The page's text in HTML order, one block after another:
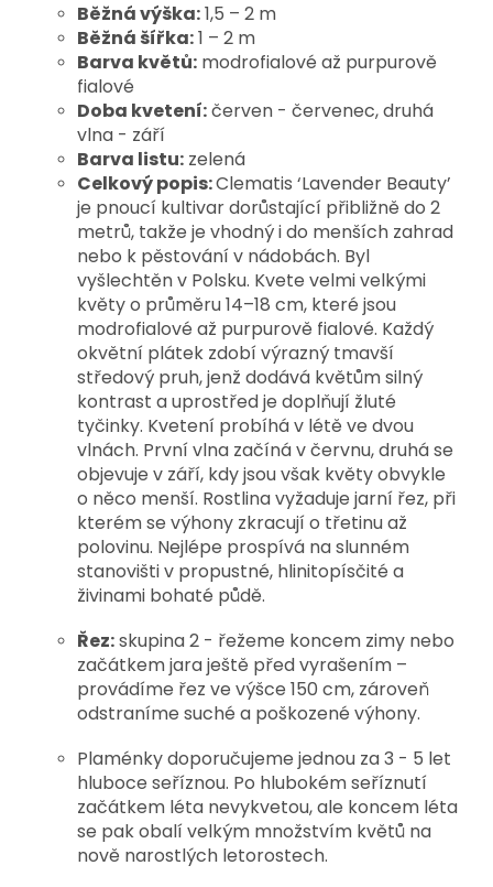
Běžná výška:1,5 – 2 m
Běžná šířka:1 – 2 m
Barva květů: modrofialové až purpurově
fialové
Doba kvetení:červen - červenec, druhá
vlna - září
Barva listu: zelená
Celkový popis:Clematis ‘Lavender Beauty’
je pnoucí kultivar dorůstající přibližně do 2
metrů, takže je vhodný i do menších zahrad
nebo k pěstování v nádobách. Byl
vyšlechtěn v Polsku. Kvete velmi velkými
květy o průměru 14–18 cm, které jsou
modrofialové až purpurově fialové. Každý
okvětní plátek zdobí výrazný tmavší
středový pruh, jenž dodává květům silný
kontrast a uprostřed je doplňují žluté
tyčinky. Kvetení probíhá v létě ve dvou
vlnách. První vlna začíná v červnu, druhá se
objevuje v září, kdy jsou však květy obvykle
o něco menší. Rostlina vyžaduje jarní řez, při
kterém se výhony zkracují o třetinu až
polovinu. Nejlépe prospívá na slunném
stanovišti v propustné, hlinitopísčité a
živinami bohaté půdě.
Řez:skupina 2 - řežeme koncem zimy nebo
začátkem jara ještě před vyrašením –
provádíme řez ve výšce 150 cm, zároveň
odstraníme suché a poškozené výhony.
Plaménky doporučujeme jednou za 3 - 5 let
hluboce seříznou. Po hlubokém seříznutí
začátkem léta nevykvetou, ale koncem léta
se pak obalí velkým množstvím květů na
nově narostlých letorostech.